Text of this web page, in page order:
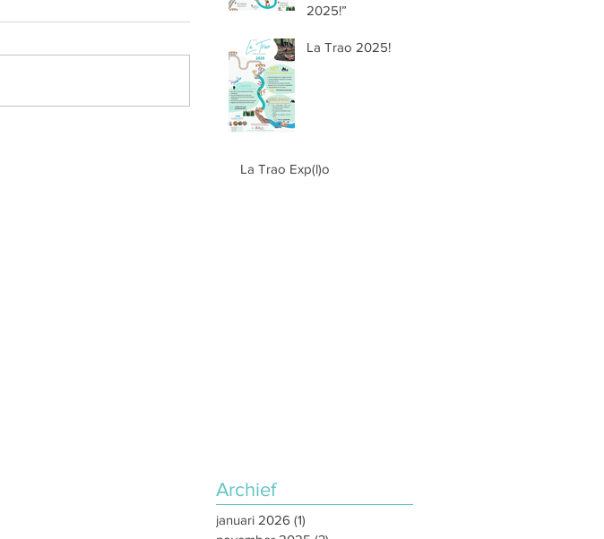
2025!”
La Trao 2025!
La Trao Exp(l)o
Archief
januari 2026 (1)